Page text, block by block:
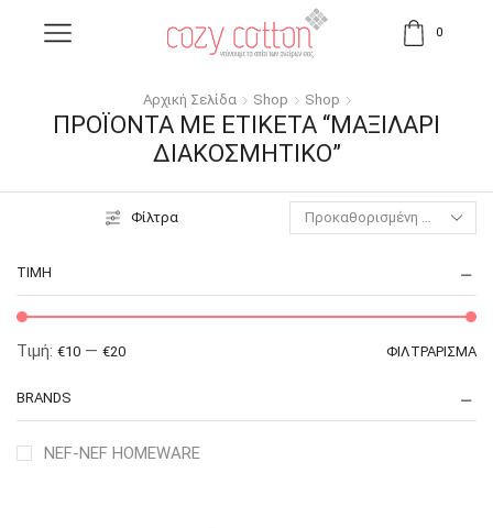
0
Αρχική Σελίδα Shop Shop
ΠΡΟΪΌΝΤΑ ΜΕ ΕΤΙΚΈΤΑ “ΜΑΞΙΛΆΡΙ
ΔΙΑΚΟΣΜΗΤΙΚΌ”
Φίλτρα
ΤΙΜΉ
ΦΙΛΤΡΆΡΙΣΜΑ
Τιμή: €10 — €20
BRANDS
NEF-NEF HOMEWARE